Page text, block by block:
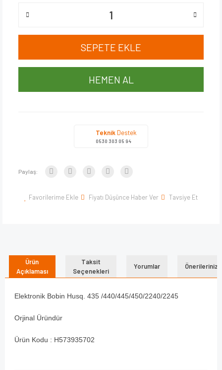
SEPETE EKLE
HEMEN AL
Teknik Destek
0530 303 05 94
Paylaş:
Favorilerime Ekle Fiyatı Düşünce Haber Ver Tavsiye Et
Ürün
Açıklaması
Taksit
Seçenekleri
Yorumlar Önerileriniz
Elektronik Bobin Husq. 435 /440/445/450/2240/2245
Orjinal Üründür
Ürün Kodu : H573935702